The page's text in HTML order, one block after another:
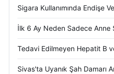
Sigara Kullanımında Endişe
İlk 6 Ay Neden Sadece Anne
Tedavi Edilmeyen Hepatit B
Sivas'ta Uyanık Şah Damarı